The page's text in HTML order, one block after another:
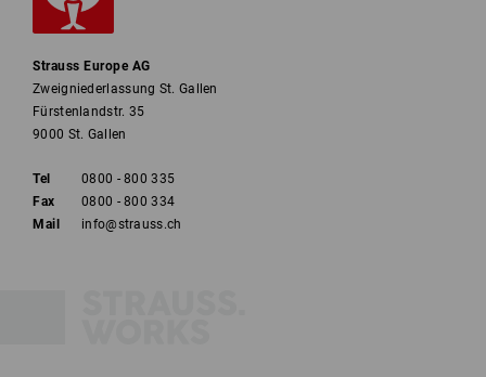
Strauss Europe AG
Zweigniederlassung St. Gallen
Fürstenlandstr. 35
9000 St. Gallen
Tel
0800 - 800 335
Fax
0800 - 800 334
Mail
info@strauss.ch